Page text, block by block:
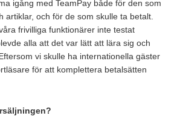
igång med TeamPay både för den som
artiklar, och för de som skulle ta betalt.
frivilliga funktionärer inte testat
alla att det var lätt att lära sig och
vi skulle ha internationella gäster
för att komplettera betalsätten